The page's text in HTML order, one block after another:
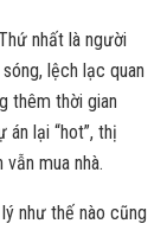
nhất là người
lệch lạc quan
thêm thời gian
án lại “hot”, thị
mua nhà.
như thế nào cũng